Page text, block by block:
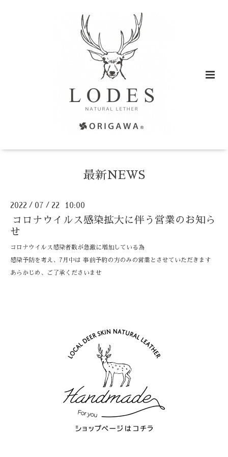
最新NEWS
2022 / 07 / 22 10:00
コロナウイルス感染拡大に伴う営業のお知ら
せ
コロナウイルス感染者数が急激に増加している為
感染予防を考え、7月中は 事前予約の方のみの営業とさせていただきます
あらかじめ、ご了承くださいませ